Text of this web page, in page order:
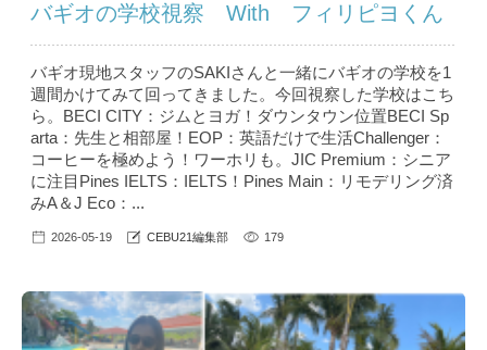
バギオの学校視察 With フィリピヨくん
バギオ現地スタッフのSAKIさんと一緒にバギオの学校を1
週間かけてみて回ってきました。今回視察した学校はこち
ら。BECI CITY：ジムとヨガ！ダウンタウン位置BECI Sp
arta：先生と相部屋！EOP：英語だけで生活Challenger：
コーヒーを極めよう！ワーホリも。JIC Premium：シニア
に注目Pines IELTS：IELTS！Pines Main：リモデリング済
みA＆J Eco：...
2026-05-19 CEBU21編集部 179